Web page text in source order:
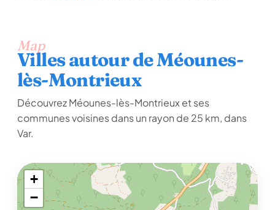
Map
Villes autour de Méounes-
lès-Montrieux
Découvrez Méounes-lès-Montrieux et ses
communes voisines dans un rayon de 25 km, dans
Var.
+
−